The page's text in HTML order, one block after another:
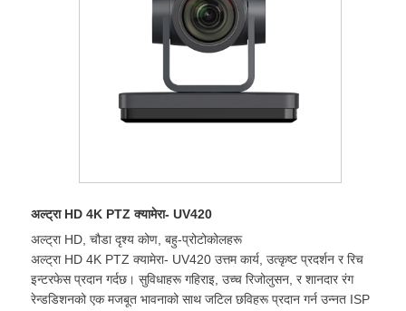
अल्ट्रा HD 4K PTZ क्यामेरा- UV420
अल्ट्रा HD, चौडा दृश्य कोण, बहु-प्रोटोकोलहरू
अल्ट्रा HD 4K PTZ क्यामेरा- UV420 उत्तम कार्य, उत्कृष्ट प्रदर्शन र रिच
इन्टरफेस प्रदान गर्दछ। सुविधाहरू गहिराइ, उच्च रिजोलुसन, र शानदार रंग
रेन्डडिशनको एक मजबूत भावनाको साथ जटिल छविहरू प्रदान गर्न उन्नत ISP